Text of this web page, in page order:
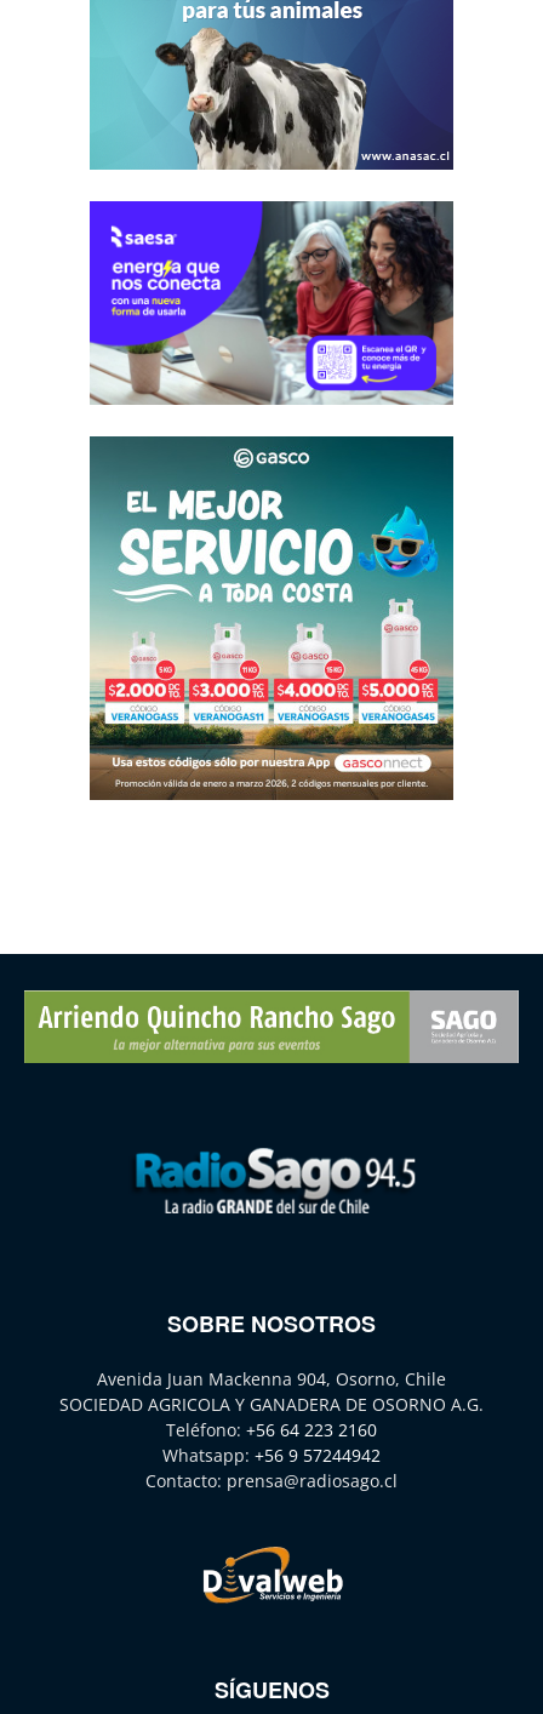
SOBRE NOSOTROS
Avenida Juan Mackenna 904, Osorno, Chile
SOCIEDAD AGRICOLA Y GANADERA DE OSORNO A.G.
Teléfono: +56 64 223 2160
Whatsapp: +56 9 57244942
Contacto: prensa@radiosago.cl
SÍGUENOS